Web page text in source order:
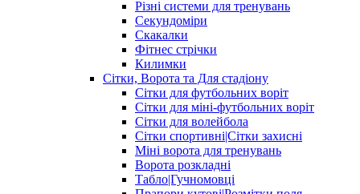
Різні системи для тренувань
Секундоміри
Скакалки
Фітнес стрічки
Килимки
Сітки, Ворота та Для стадіону
Сітки для футбольних воріт
Сітки для міні-футбольних воріт
Сітки для волейбола
Сітки спортивні|Cітки захисні
Міні ворота для тренувань
Ворота розкладні
Табло|Гучномовці